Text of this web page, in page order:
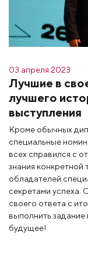
03 апреля 2023
Лучшие в
лучшего
выступления
Кроме обычных
специальные
всех справился с
знания
обладателей
секретами успеха.
своего ответа с
выполнить
будущее!